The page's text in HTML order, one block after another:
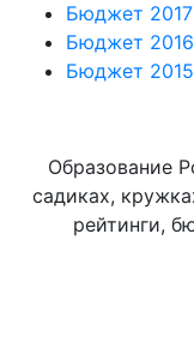
Бюджет
Бюджет
Бюджет
Образование
садиках,
рейтинги,